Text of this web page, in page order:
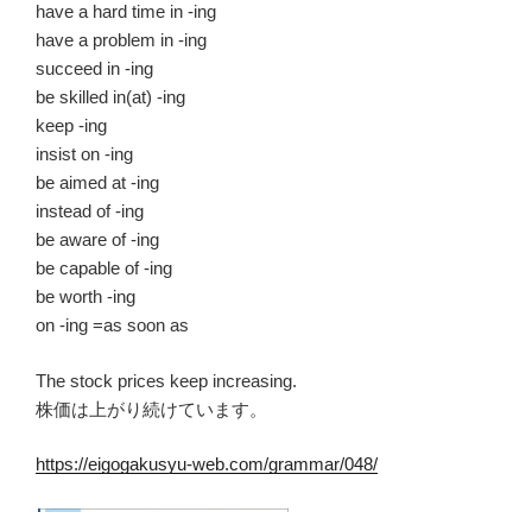
have a hard time in -ing
have a problem in -ing
succeed in -ing
be skilled in(at) -ing
keep -ing
insist on -ing
be aimed at -ing
instead of -ing
be aware of -ing
be capable of -ing
be worth -ing
on -ing =as soon as
The stock prices keep increasing.
株価は上がり続けています。
https://eigogakusyu-web.com/grammar/048/